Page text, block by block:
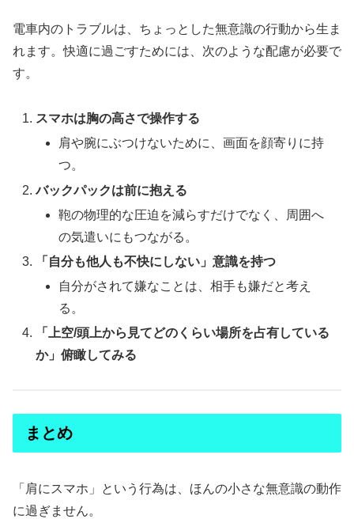
電車内のトラブルは、ちょっとした無意識の行動から生ま
れます。快適に過ごすためには、次のような配慮が必要で
す。
スマホは胸の高さで操作する
肩や腕にぶつけないために、画面を顔寄りに持
つ。
バックパックは前に抱える
鞄の物理的な圧迫を減らすだけでなく、周囲へ
の気遣いにもつながる。
「自分も他人も不快にしない」意識を持つ
自分がされて嫌なことは、相手も嫌だと考え
る。
「上空/頭上から見てどのくらい場所を占有している
か」俯瞰してみる
まとめ
「肩にスマホ」という行為は、ほんの小さな無意識の動作
に過ぎません。